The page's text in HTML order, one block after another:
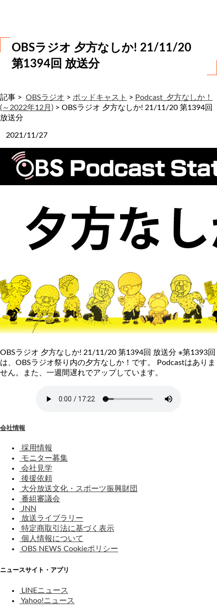
OBSラジオ 夕方なしか! 21/11/20
第1394回 放送分
記事 > OBSラジオ > ポッドキャスト > Podcast_夕方なしか！
(～2022年12月) > OBSラジオ 夕方なしか! 21/11/20 第1394回
放送分
2021/11/27
OBSラジオ 夕方なしか! 21/11/20 第1394回 放送分 ※第1393回
は、OBSラジオ祭り内の夕方なしか！です。 Podcastはありま
せん。また、一週間遅れでアップしています。
会社情報
採用情報
モニター募集
会社見学
後援依頼
大分放送文化・スポーツ振興財団
番組審議会
JNN
放送ライブラリー
特定商取引法に基づく表示
個人情報について
OBS NEWS Cookieポリシー
ニュースサイト・アプリ
LINEニュース
Yahoo!ニュース